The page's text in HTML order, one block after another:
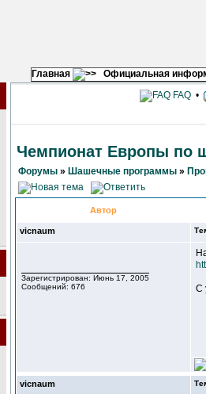
Главная
Официальная
FAQ •
Чемпионат Европы по
Форумы » Шашечные программы »
Автор
vicnaum
Зарегистрирован: Июнь 17, 2005
Сообщений: 676
С
vicnaum